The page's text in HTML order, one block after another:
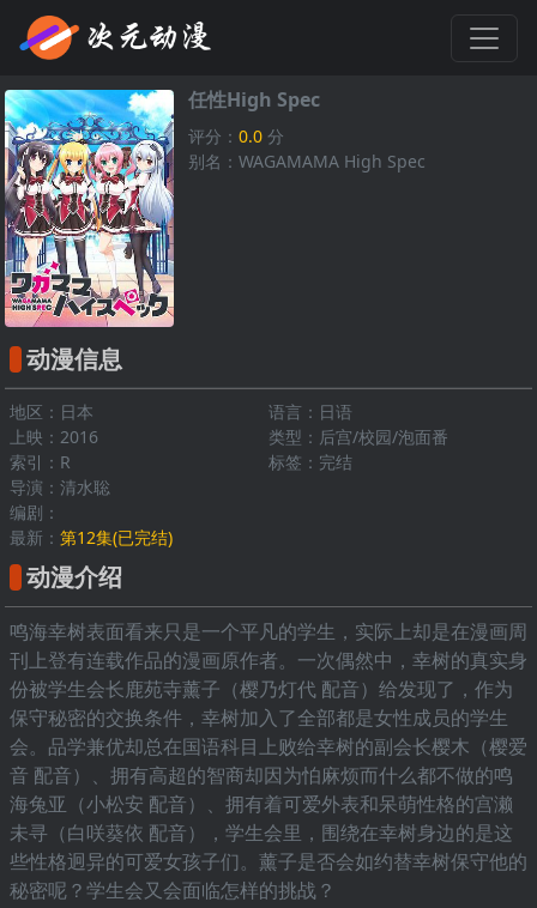
任性High Spec
评分：0.0 分
别名：WAGAMAMA High Spec
动漫信息
地区：日本
语言：日语
上映：2016
类型：后宫/校园/泡面番
索引：R
标签：完结
导演：清水聡
编剧：
最新： 第12集(已完结)
动漫介绍
鸣海幸树表面看来只是一个平凡的学生，实际上却是在漫画周
刊上登有连载作品的漫画原作者。一次偶然中，幸树的真实身
份被学生会长鹿苑寺薰子（樱乃灯代 配音）给发现了，作为
保守秘密的交换条件，幸树加入了全部都是女性成员的学生
会。品学兼优却总在国语科目上败给幸树的副会长樱木（樱爱
音 配音）、拥有高超的智商却因为怕麻烦而什么都不做的鸣
海兔亚（小松安 配音）、拥有着可爱外表和呆萌性格的宫濑
未寻（白咲葵依 配音），学生会里，围绕在幸树身边的是这
些性格迥异的可爱女孩子们。薰子是否会如约替幸树保守他的
秘密呢？学生会又会面临怎样的挑战？